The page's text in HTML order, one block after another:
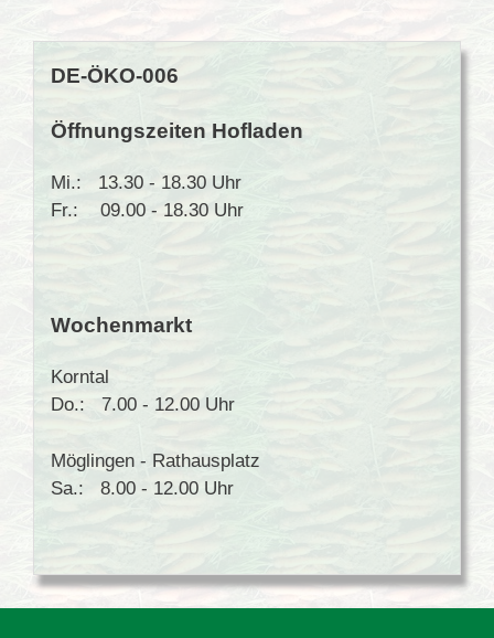
DE-ÖKO-006
Öffnungszeiten Hofladen
Mi.: 13.30 - 18.30 Uhr
Fr.: 09.00 - 18.30 Uhr
Wochenmarkt
Korntal
Do.: 7.00 - 12.00 Uhr
Möglingen - Rathausplatz
Sa.: 8.00 - 12.00 Uhr